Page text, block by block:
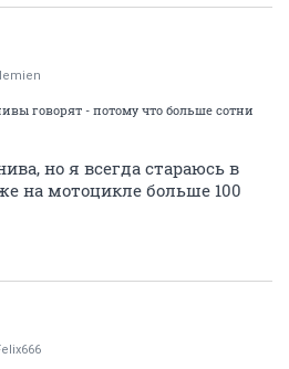
говорят - потому что больше сотни
но я всегда стараюсь в
на мотоцикле больше 100